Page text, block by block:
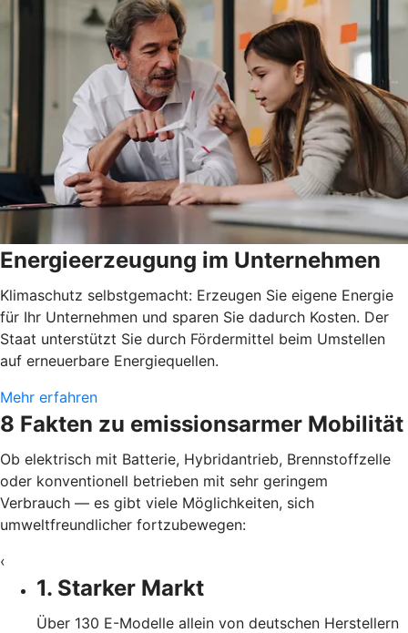
Energieerzeugung im Unternehmen
Klimaschutz selbstgemacht: Erzeugen Sie eigene Energie
für Ihr Unternehmen und sparen Sie dadurch Kosten. Der
Staat unterstützt Sie durch Fördermittel beim Umstellen
auf erneuerbare Energiequellen.
Mehr erfahren
8 Fakten zu emissionsarmer Mobilität
Ob elektrisch mit Batterie, Hybridantrieb, Brennstoffzelle
oder konventionell betrieben mit sehr geringem
Verbrauch — es gibt viele Möglichkeiten, sich
umweltfreundlicher fortzubewegen:
‹
1. Starker Markt
Über 130 E-Modelle allein von deutschen Herstellern